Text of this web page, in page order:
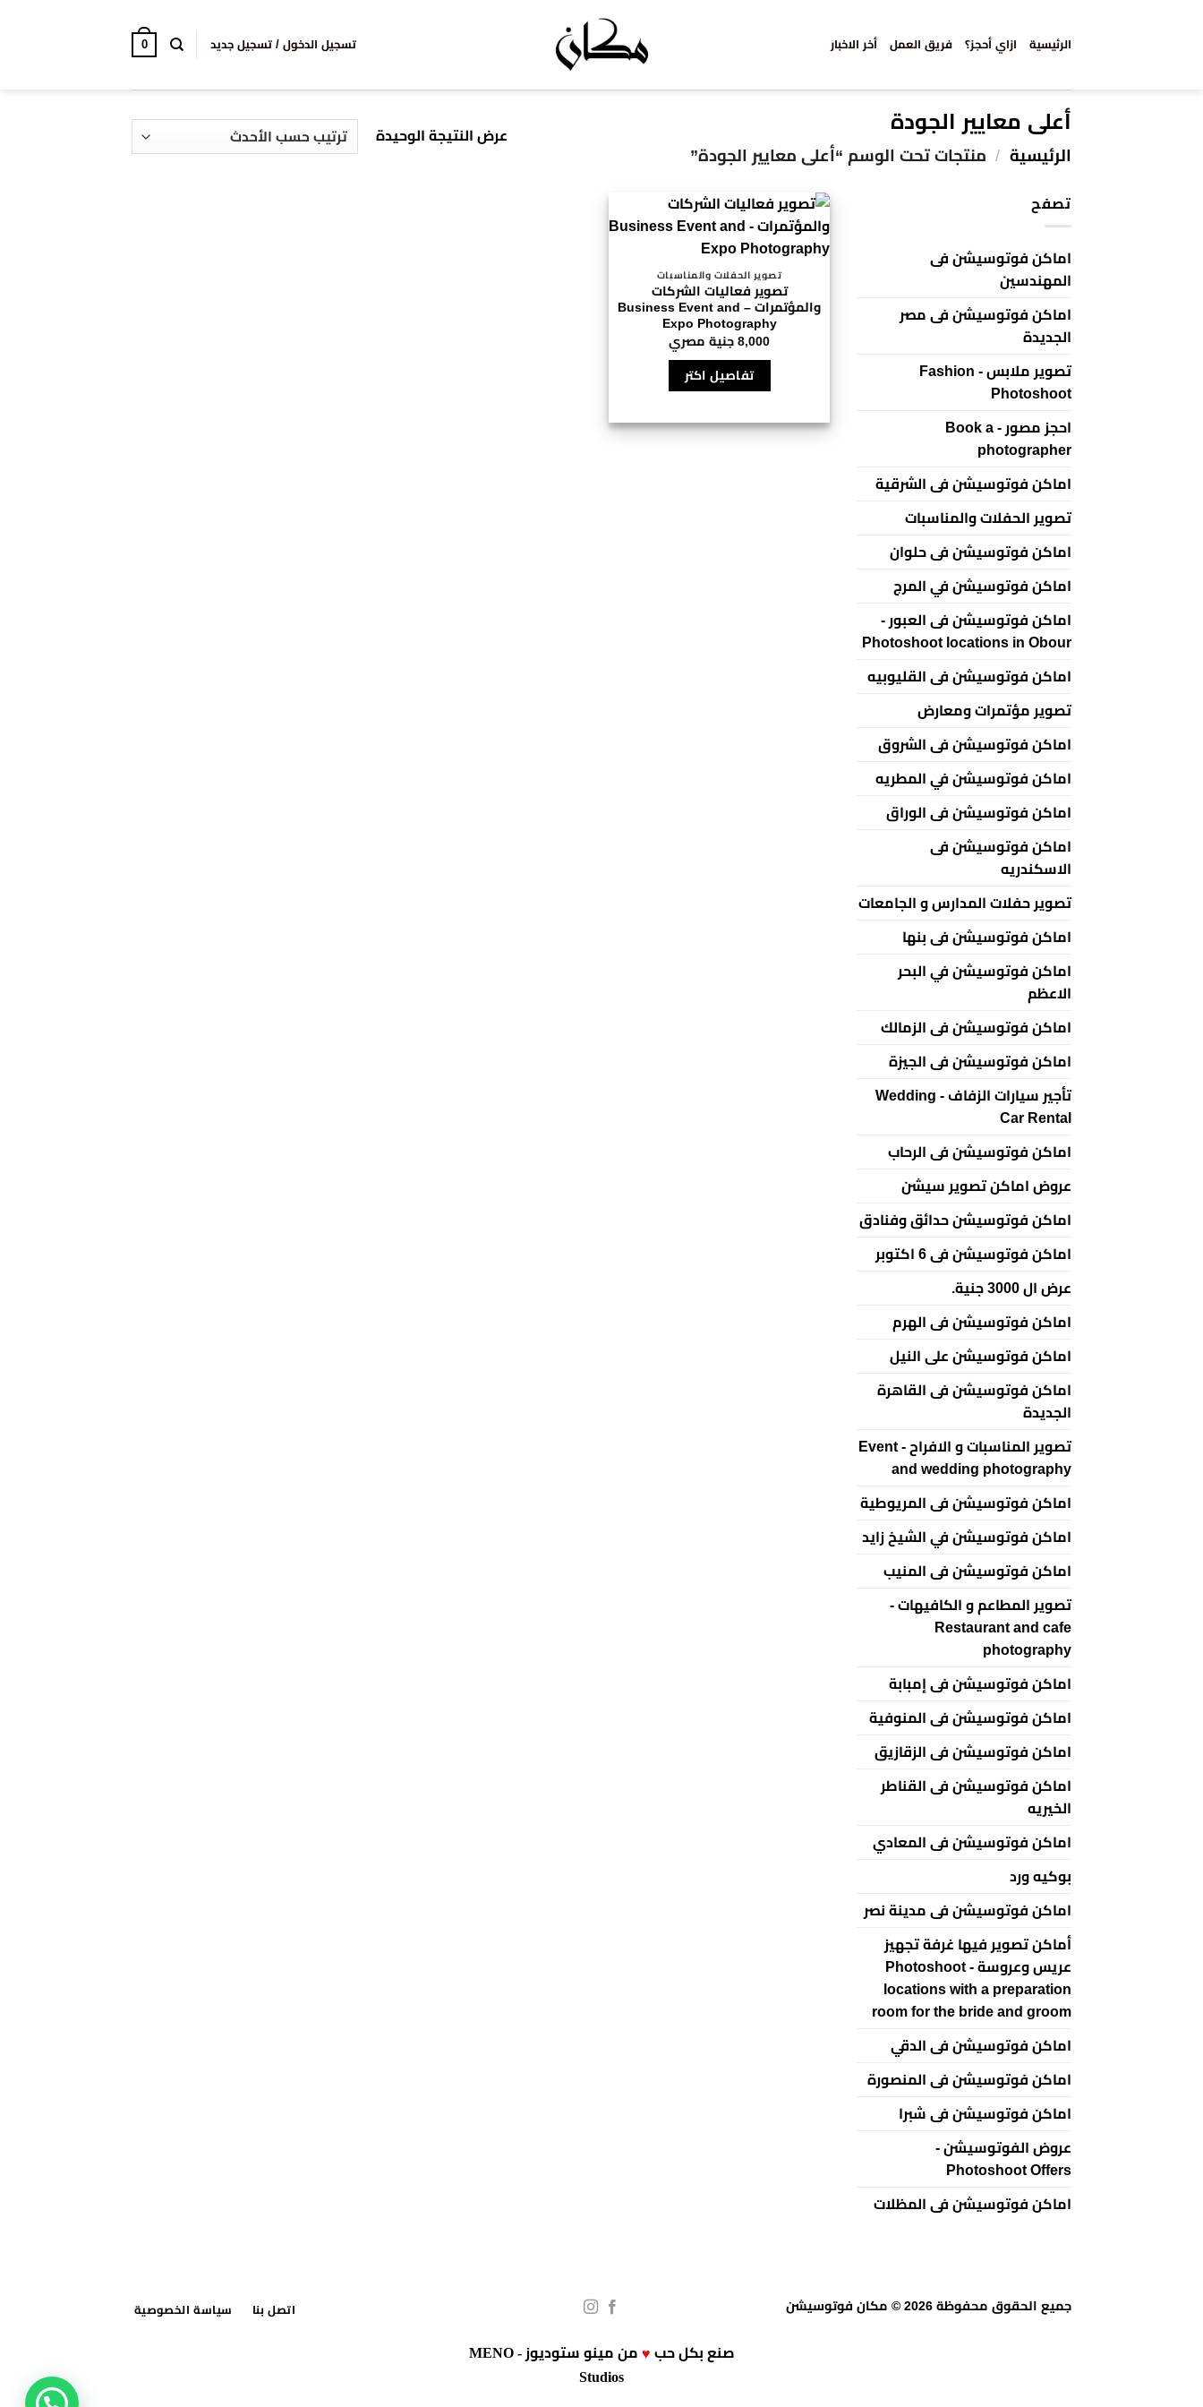
الرئيسية ازاي أحجز؟ فريق العمل أخر الاخبار تسجيل الدخول / تسجيل جديد 0
أعلى معايير الجودة
الرئيسية / منتجات تحت الوسم “أعلى معايير الجودة”
عرض النتيجة الوحيدة
تصفح
اماكن فوتوسيشن فى
المهندسين
اماكن فوتوسيشن فى مصر
الجديدة
تصوير ملابس - Fashion
Photoshoot
احجز مصور - Book a
photographer
اماكن فوتوسيشن فى الشرقية
تصوير الحفلات والمناسبات
اماكن فوتوسيشن فى حلوان
اماكن فوتوسيشن في المرج
اماكن فوتوسيشن فى العبور -
Photoshoot locations in Obour
اماكن فوتوسيشن فى القليوبيه
تصوير مؤتمرات ومعارض
اماكن فوتوسيشن فى الشروق
اماكن فوتوسيشن في المطريه
اماكن فوتوسيشن فى الوراق
اماكن فوتوسيشن فى
الاسكندريه
تصوير حفلات المدارس و الجامعات
اماكن فوتوسيشن فى بنها
اماكن فوتوسيشن في البحر
الاعظم
اماكن فوتوسيشن فى الزمالك
اماكن فوتوسيشن فى الجيزة
تأجير سيارات الزفاف - Wedding
Car Rental
اماكن فوتوسيشن فى الرحاب
عروض اماكن تصوير سيشن
اماكن فوتوسيشن حدائق وفنادق
اماكن فوتوسيشن فى 6 اكتوبر
عرض ال 3000 جنية.
اماكن فوتوسيشن فى الهرم
اماكن فوتوسيشن على النيل
اماكن فوتوسيشن فى القاهرة
الجديدة
تصوير المناسبات و الافراح - Event
and wedding photography
اماكن فوتوسيشن فى المريوطية
اماكن فوتوسيشن في الشيخ زايد
اماكن فوتوسيشن فى المنيب
تصوير المطاعم و الكافيهات -
Restaurant and cafe
photography
اماكن فوتوسيشن فى إمبابة
اماكن فوتوسيشن فى المنوفية
اماكن فوتوسيشن فى الزقازيق
اماكن فوتوسيشن فى القناطر
الخيريه
اماكن فوتوسيشن فى المعادي
بوكيه ورد
اماكن فوتوسيشن فى مدينة نصر
أماكن تصوير فيها غرفة تجهيز
عريس وعروسة - Photoshoot
locations with a preparation
room for the bride and groom
اماكن فوتوسيشن فى الدقي
اماكن فوتوسيشن فى المنصورة
اماكن فوتوسيشن فى شبرا
عروض الفوتوسيشن -
Photoshoot Offers
اماكن فوتوسيشن فى المظلات
تصوير الحفلات والمناسبات
تصوير فعاليات الشركات
والمؤتمرات – Business Event and
Expo Photography
8,000 جنية مصري
تفاصيل اكتر
جميع الحقوق محفوظة 2026 © مكان فوتوسيشن
صنع بكل حب ♥ من
مينو ستوديوز - MENO
Studios
اتصل بنا سياسة الخصوصية